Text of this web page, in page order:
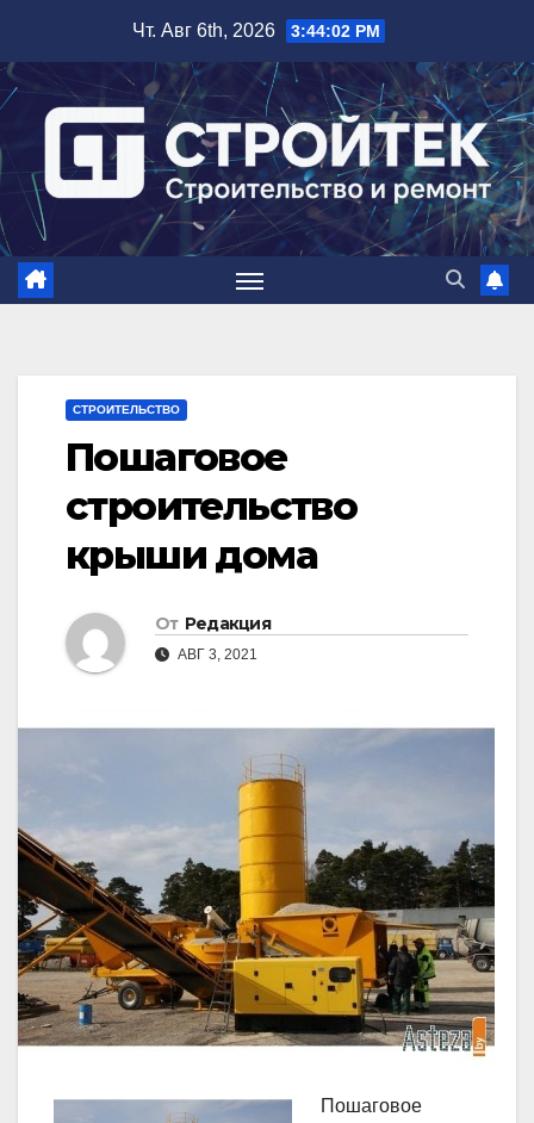
содержимому
Чт. Авг 6th, 2026 3:44:04 PM
СТРОИТЕЛЬСТВО
Пошаговое
строительство
крыши дома
От Редакция
АВГ 3, 2021
Пошаговое